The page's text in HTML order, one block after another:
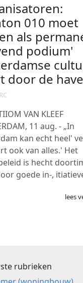
010 moet
als
podium'
door de
VAN KLEEF
11 aug. - „In
kan echt heel'
ook van alles.' Het
is hecht
goede in-,
lees
rubrieken